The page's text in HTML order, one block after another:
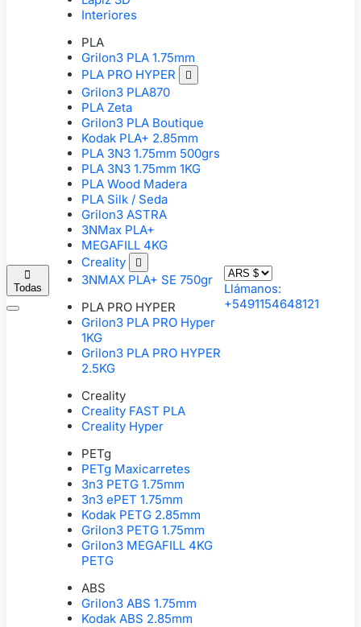

Todas
Interiores
PLA
Grilon3 PLA 1.75mm
PLA PRO HYPER

Grilon3 PLA870
PLA Zeta
Grilon3 PLA Boutique
Kodak PLA+ 2.85mm
PLA 3N3 1.75mm 500grs
PLA 3N3 1.75mm 1KG
PLA Wood Madera
PLA Silk / Seda
Grilon3 ASTRA
3NMax PLA+
MEGAFILL 4KG
Creality

3NMAX PLA+ SE 750gr
PLA PRO HYPER
Grilon3 PLA PRO Hyper
1KG
Grilon3 PLA PRO HYPER
2.5KG
Creality
Creality FAST PLA
Creality Hyper
PETg
PETg Maxicarretes
3n3 PETG 1.75mm
3n3 ePET 1.75mm
Kodak PETG 2.85mm
Grilon3 PETG 1.75mm
Grilon3 MEGAFILL 4KG
PETG
ABS
Grilon3 ABS 1.75mm
Kodak ABS 2.85mm
Llámanos:
+5491154648121